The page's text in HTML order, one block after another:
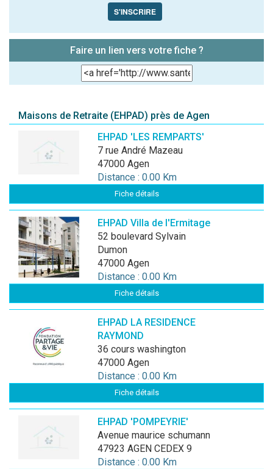
S'INSCRIRE
Faire un lien vers votre fiche ?
Maisons de Retraite (EHPAD) près de Agen
EHPAD 'LES REMPARTS'
7 rue André Mazeau
47000 Agen
Distance : 0.00 Km
Fiche détails
EHPAD Villa de l'Ermitage
52 boulevard Sylvain
Dumon
47000 Agen
Distance : 0.00 Km
Fiche détails
EHPAD LA RESIDENCE
RAYMOND
36 cours washington
47000 Agen
Distance : 0.00 Km
Fiche détails
EHPAD 'POMPEYRIE'
avenue maurice schumann
47923 AGEN CEDEX 9
Distance : 0.00 Km